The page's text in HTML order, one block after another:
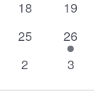
de
0
18
0
19
0
25
1
evento
26
0
2
0
3